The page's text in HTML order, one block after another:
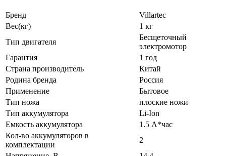
Бренд
Villartec
Вес(кг)
1 кг
Тип двигателя
Бесщеточный
электромотор
Гарантия
1 год
Страна производитель
Китай
Родина бренда
Россия
Применение
Бытовое
Тип ножа
плоские ножи
Тип аккумулятора
Li-Ion
Емкость аккумулятора
1.5 А*час
Кол-во аккумуляторов в
комплектации
2